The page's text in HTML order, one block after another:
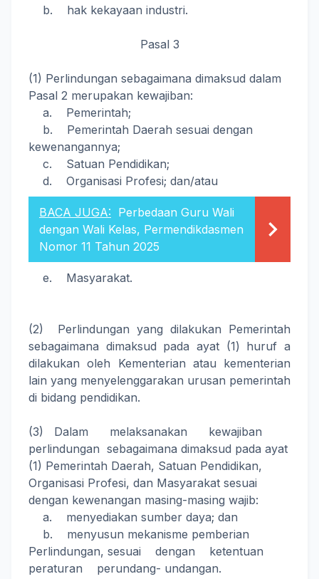
b. hak kekayaan industri.
Pasal 3
(1) Perlindungan sebagaimana dimaksud dalam
Pasal 2 merupakan kewajiban:
a. Pemerintah;
b. Pemerintah Daerah sesuai dengan
kewenangannya;
c. Satuan Pendidikan;
d. Organisasi Profesi; dan/atau
BACA JUGA: Perbedaan Guru Wali
dengan Wali Kelas, Permendikdasmen
Nomor 11 Tahun 2025
e. Masyarakat.
(2) Perlindungan yang dilakukan Pemerintah
sebagaimana dimaksud pada ayat (1) huruf a
dilakukan oleh Kementerian atau kementerian
lain yang menyelenggarakan urusan pemerintah
di bidang pendidikan.
(3) Dalam melaksanakan kewajiban
perlindungan sebagaimana dimaksud pada ayat
(1) Pemerintah Daerah, Satuan Pendidikan,
Organisasi Profesi, dan Masyarakat sesuai
dengan kewenangan masing-masing wajib:
a. menyediakan sumber daya; dan
b. menyusun mekanisme pemberian
Perlindungan, sesuai dengan ketentuan
peraturan perundang- undangan.